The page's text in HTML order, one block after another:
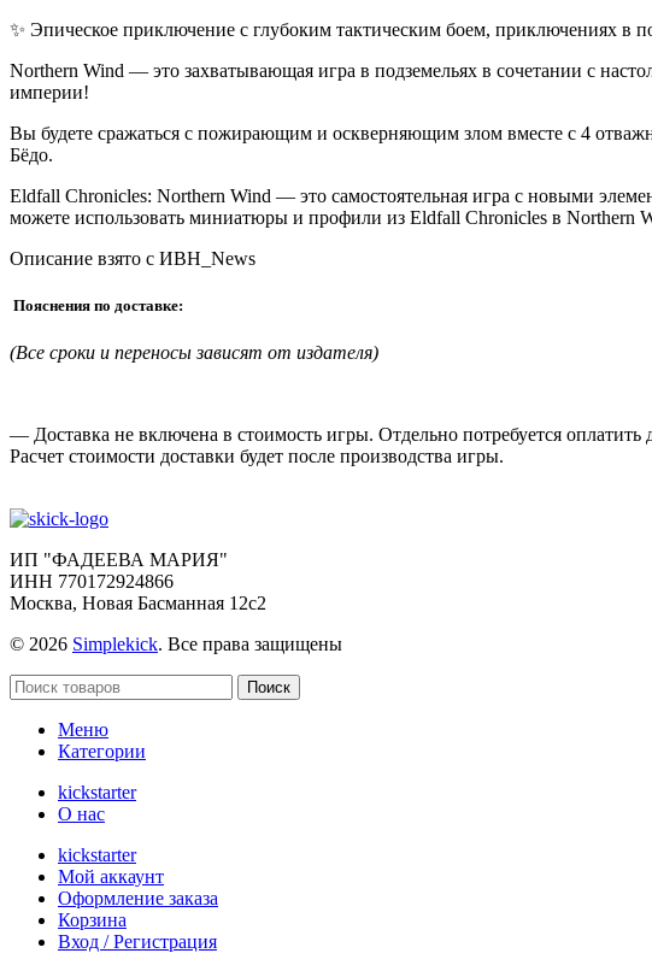
✨ Эпическое приключение с глубоким тактическим боем, приключениях в
Northern Wind — это захватывающая игра в подземельях в сочетании с
империи!
Вы будете сражаться с пожирающим и оскверняющим злом вместе с 4
Бёдо.
Eldfall Chronicles: Northern Wind — это самостоятельная игра с новыми
можете использовать миниатюры и профили из Eldfall Chronicles в Northern
Описание взято с ИВН_News
Пояснения по доставке:
(Все сроки и переносы зависят от издателя)
— Доставка не включена в стоимость игры. Отдельно потребуется
Расчет стоимости доставки будет после производства игры.
ИП "ФАДЕЕВА МАРИЯ"
ИНН 770172924866
Москва, Новая Басманная 12с2
© 2026 Simplekick. Все права защищены
Поиск
Меню
Категории
kickstarter
О нас
kickstarter
Мой аккаунт
Оформление заказа
Корзина
Вход / Регистрация